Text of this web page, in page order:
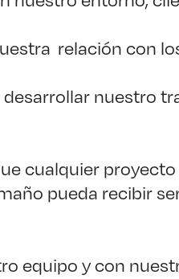
relación con
nuestro
cualquier
pueda recibir
equipo y con